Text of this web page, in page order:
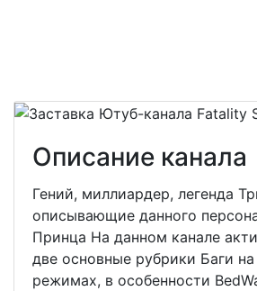
Описание канала
Гений, миллиардер, легенда
описывающие данного
Принца На данном канале
две основные рубрики Баги
режимах, в особенности